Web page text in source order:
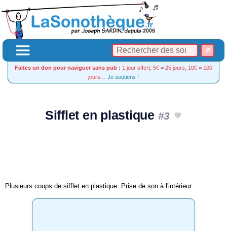
Faites un don pour naviguer sans pub : 1 jour offert, 5€ = 25 jours, 10€ = 100
jours… Je soutiens !
Sifflet en plastique #3
Plusieurs coups de sifflet en plastique. Prise de son à l'intérieur.